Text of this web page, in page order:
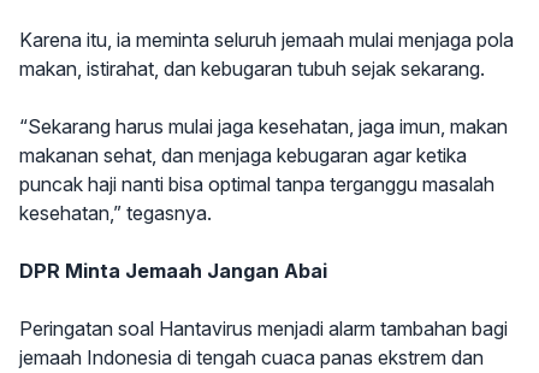
Karena itu, ia meminta seluruh jemaah mulai menjaga pola
makan, istirahat, dan kebugaran tubuh sejak sekarang.
“Sekarang harus mulai jaga kesehatan, jaga imun, makan
makanan sehat, dan menjaga kebugaran agar ketika
puncak haji nanti bisa optimal tanpa terganggu masalah
kesehatan,” tegasnya.
DPR Minta Jemaah Jangan Abai
Peringatan soal Hantavirus menjadi alarm tambahan bagi
jemaah Indonesia di tengah cuaca panas ekstrem dan